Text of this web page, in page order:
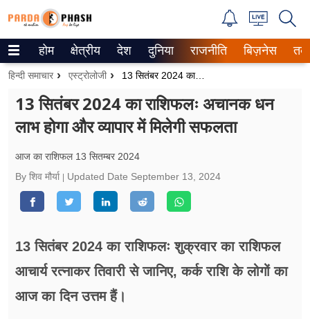
Trending on Google News
ePaper
वेब स्टोरीज
उत्तर प्रदेश
गैलरी
रिलेशनशिप
होम क्षेत्रीय देश दुनिया राजनीति बिज़नेस
हिन्दी समाचार एस्ट्रोलोजी 13 सितंबर 2024 का राशिफलः अचानक धन लाभ होगा और व्यापार में मिलेगी सफलता
13 सितंबर 2024 का राशिफलः अचानक धन
लाभ होगा और व्यापार में मिलेगी सफलता
आज का राशिफल 13 सितम्बर 2024
By शिव मौर्या
Updated Date September 13, 2024
13 सितंबर 2024 का राशिफलः शुक्रवार का राशिफल
आचार्य रत्नाकर तिवारी से जानिए, कर्क राशि के लोगों का
आज का दिन उत्तम हैं।